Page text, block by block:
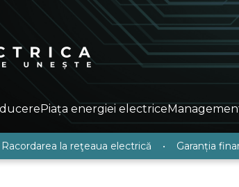
Piața energiei electrice
Racordarea la reţeaua electrică • Garanția